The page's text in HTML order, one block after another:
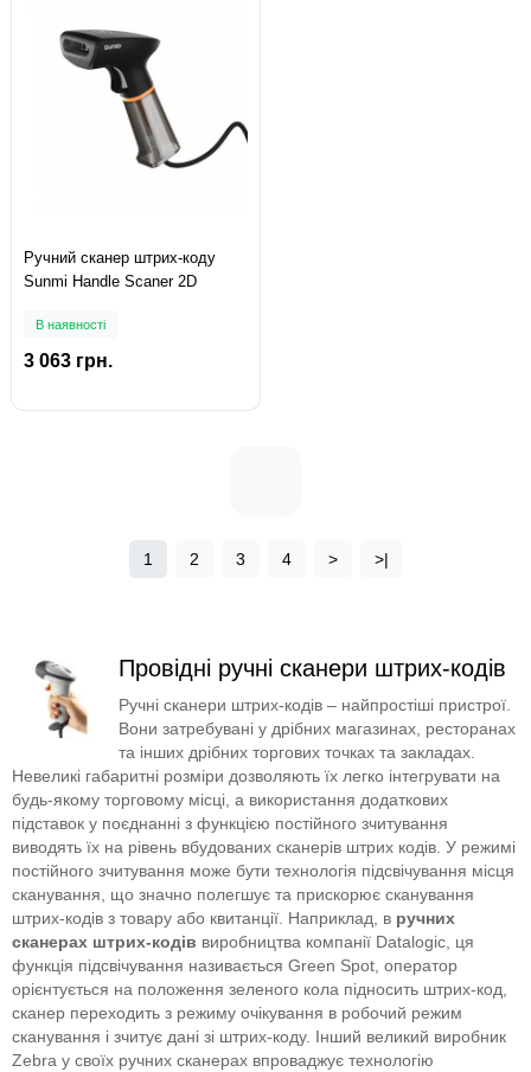
Ручний сканер штрих-коду
Sunmi Handle Scaner 2D
В наявності
3 063 грн.
1 2 3 4 > >|
Провідні ручні сканери штрих-кодів
Ручні сканери штрих-кодів – найпростіші пристрої.
Вони затребувані у дрібних магазинах, ресторанах
та інших дрібних торгових точках та закладах.
Невеликі габаритні розміри дозволяють їх легко інтегрувати на
будь-якому торговому місці, а використання додаткових
підставок у поєднанні з функцією постійного зчитування
виводять їх на рівень вбудованих сканерів штрих кодів. У режимі
постійного зчитування може бути технологія підсвічування місця
сканування, що значно полегшує та прискорює сканування
штрих-кодів з товару або квитанції. Наприклад, в ручних
сканерах штрих-кодів виробництва компанії Datalogic, ця
функція підсвічування називається Green Spot, оператор
орієнтується на положення зеленого кола підносить штрих-код,
сканер переходить з режиму очікування в робочий режим
сканування і зчитує дані зі штрих-коду. Інший великий виробник
Zebra у своїх ручних сканерах впроваджує технологію